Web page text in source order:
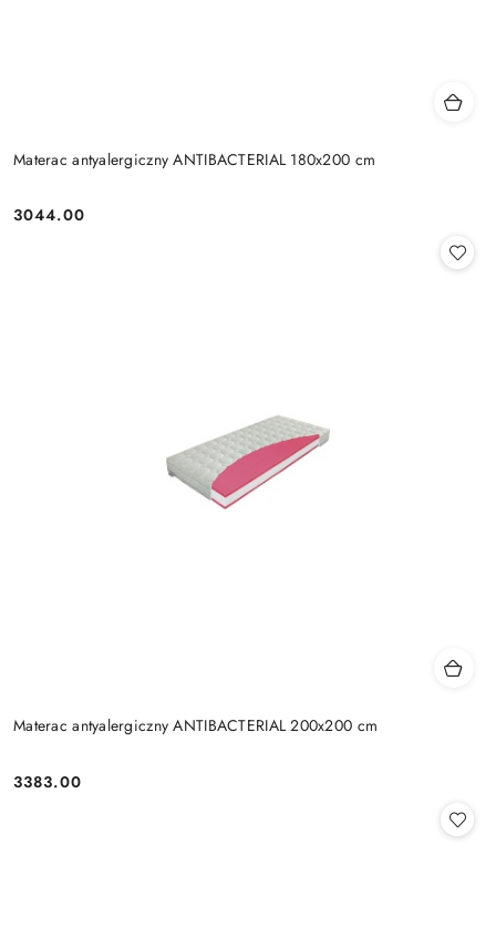
Materac antyalergiczny ANTIBACTERIAL 180x200 cm
Cena:
3044.00
Materac antyalergiczny ANTIBACTERIAL 200x200 cm
Cena:
3383.00